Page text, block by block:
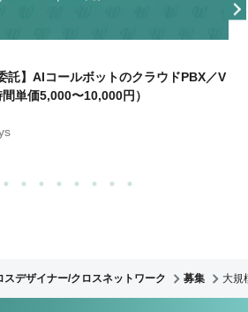
託】AIコールボットのクラウドPBX／V
単価5,000〜10,000円）
スデザイナー/クロスネットワーク 募集 大規